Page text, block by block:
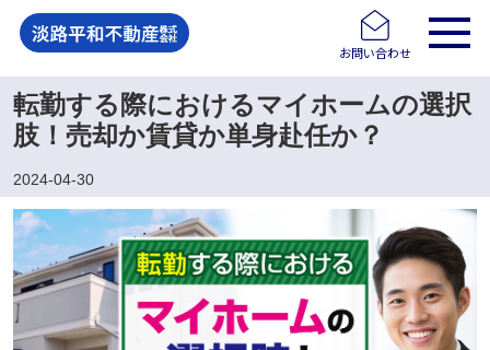
お問い合わせ
転勤する際におけるマイホームの選択
肢！売却か賃貸か単身赴任か？
2024-04-30